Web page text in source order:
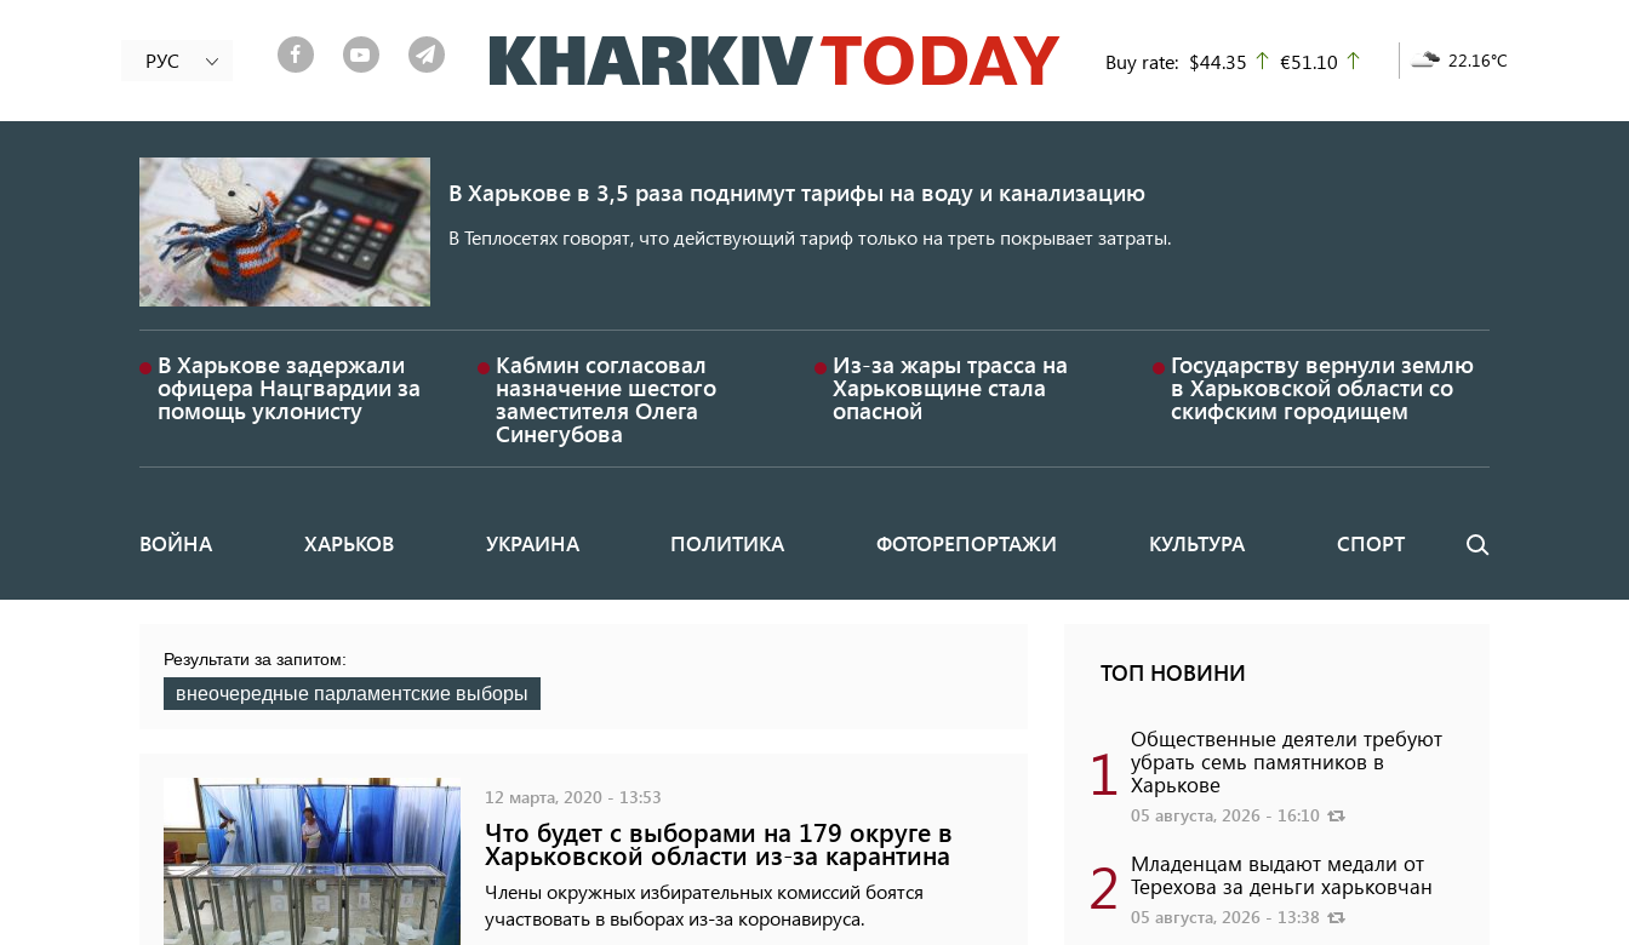
к
основному
РУС Buy rate: $44.35 up
€51.10 22.16°C
В Харькове в 3,5 раза поднимут тарифы на воду и канализацию
В Теплосетях говорят, что действующий тариф только на треть покрывает затраты.
В Харькове задержали
офицера Нацгвардии за
помощь уклонисту
Кабмин согласовал
назначение шестого
заместителя Олега
Синегубова
Из-за жары трасса на
Харьковщине стала
опасной
Государству вернули землю
в Харьковской области со
скифским городищем
Основная
ВОЙНА ХАРЬКОВ УКРАИНА ПОЛИТИКА ФОТОРЕПОРТАЖИ КУЛЬТУРА СПОРТ Поиск
Результати за запитом:
внеочередные парламентские выборы
12 марта, 2020 - 13:53
Что будет с выборами на 179 округе в
Харьковской области из-за карантина
Члены окружных избирательных комиссий боятся
участвовать в выборах из-за коронавируса.
ТОП НОВИНИ
1 Общественные деятели требуют
убрать семь памятников в
Харькове
05 августа, 2026 - 16:10
2 Младенцам выдают медали от
Терехова за деньги харьковчан
05 августа, 2026 - 13:38